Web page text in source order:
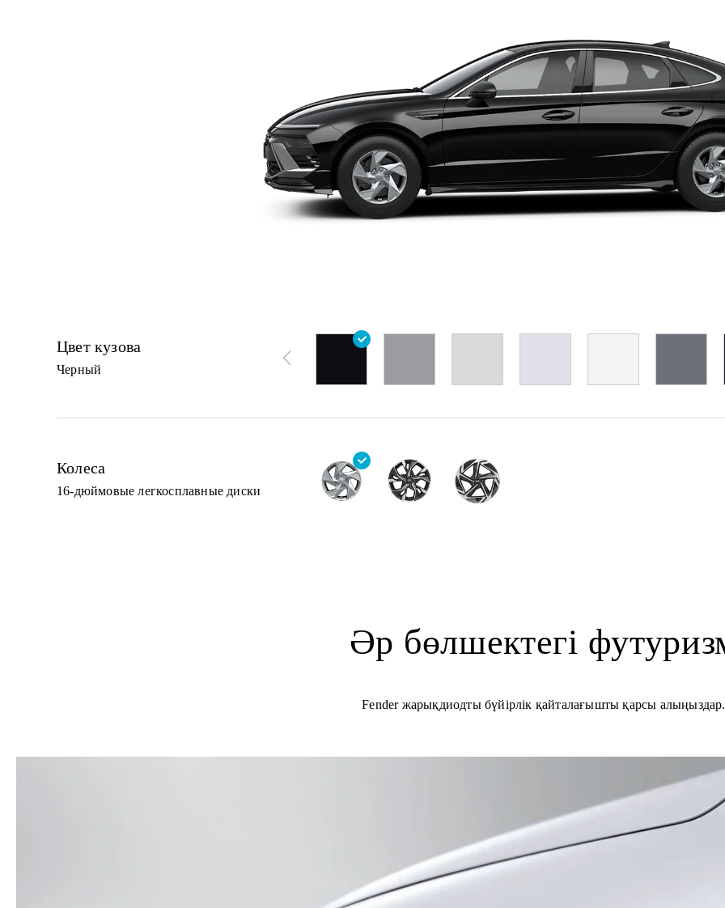
Цвет кузова
Черный
Колеса
16-дюймовые легкосплавные диски
Әр бөлшектегі
Fender жарықдиодты бүйірлік қайталағышты қарсы алыңыздар.